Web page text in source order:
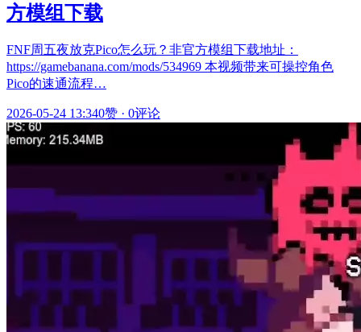
方模组下载
FNF周五夜放克Pico怎么玩？非官方模组下载地址：
https://gamebanana.com/mods/534969 本视频带来可操控角色
Pico的速通流程…
2026-05-24 13:340赞 · 0评论